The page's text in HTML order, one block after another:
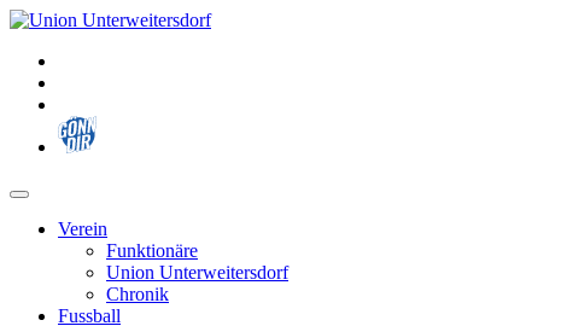
Zum
springen
Verein
Funktionäre
Union Unterweitersdorf
Chronik
Fussball